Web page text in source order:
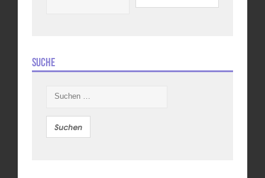
Suche
nach: